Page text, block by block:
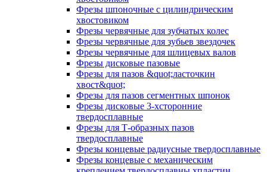
Фрезы шпоночные с цилиндрическим
хвостовиком
Фрезы червячные для зубчатых колес
Фрезы червячные для зубьев звездочек
Фрезы червячные для шлицевых валов
Фрезы дисковые пазовые
Фрезы для пазов &quot;ласточкин
хвост&quot;
Фрезы для пазов сегментных шпонок
Фрезы дисковые 3-хсторонние
твердосплавные
Фрезы для Т-образных пазов
твердосплавные
Фрезы концевые радиусные твердосплавные
Фрезы концевые с механическим